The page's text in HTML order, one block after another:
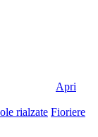
Apri
rialzate Fioriere